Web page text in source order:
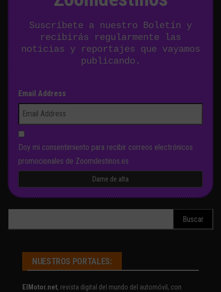
Suscríbete a nuestro Boletín y
recibirás regularmente las
noticias y reportajes que vayamos
publicando.
Email Address
Doy mi consentimiento para recibir correos electrónicos
promocionales de Zoomdestinos.es
NUESTROS PORTALES:
ElMotor.net, revista digital del mundo del automóvil, con